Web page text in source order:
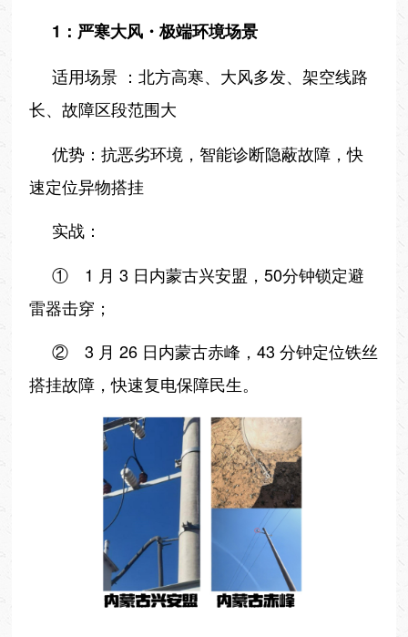
1：严寒大风・极端环境场景
适用场景 ：北方高寒、大风多发、架空线路
长、故障区段范围大
优势：抗恶劣环境，智能诊断隐蔽故障，快
速定位异物搭挂
实战：
① 1 月 3 日内蒙古兴安盟，50分钟锁定避
雷器击穿；
② 3 月 26 日内蒙古赤峰，43 分钟定位铁丝
搭挂故障，快速复电保障民生。